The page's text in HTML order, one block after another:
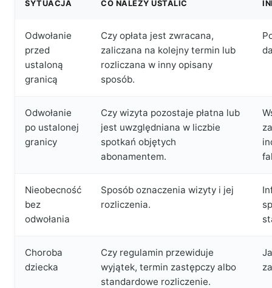
SYTUACJA CO NALEŻY USTALIĆ
Odwołanie
przed
ustaloną
granicą
Czy opłata jest zwracana,
zaliczana na kolejny termin lub
rozliczana w inny opisany
sposób.
Odwołanie
po ustalonej
granicy
Czy wizyta pozostaje płatna lub
jest uwzględniana w liczbie
spotkań objętych
abonamentem.
Nieobecność
bez
odwołania
Sposób oznaczenia wizyty i jej
rozliczenia.
Choroba
dziecka
Czy regulamin przewiduje
wyjątek, termin zastępczy albo
standardowe rozliczenie.